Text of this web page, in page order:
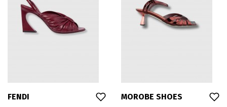
FENDI MOROBE SHOES